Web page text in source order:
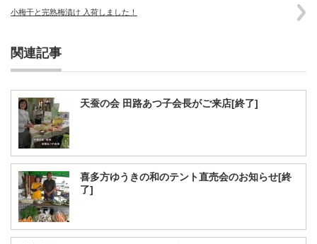
小梅干と完熟梅漬け 入荷しました！
関連記事
天蚕の会 田路あつ子会長がご来店[終了]
喜多方ゆうきの和のテント直売会のお知らせ[終
了]